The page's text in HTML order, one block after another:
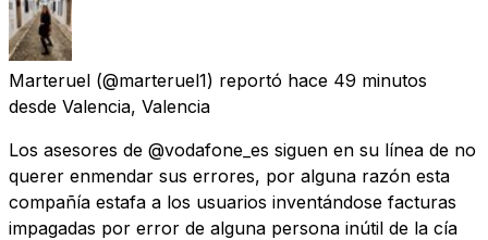
Marteruel (@marteruel1) reportó hace 49 minutos
desde Valencia, Valencia
Los asesores de @vodafone_es siguen en su línea de no
querer enmendar sus errores, por alguna razón esta
compañía estafa a los usuarios inventándose facturas
impagadas por error de alguna persona inútil de la cía